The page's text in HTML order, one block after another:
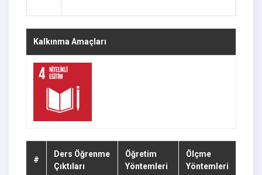
Kalkınma Amaçları
#
Ders Öğrenme
Çıktıları
Öğretim
Yöntemleri
Ölçme
Yöntemleri